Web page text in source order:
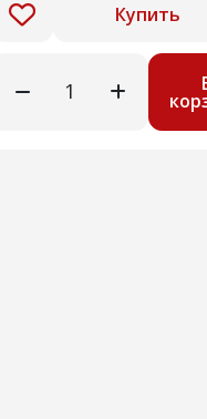
Купить